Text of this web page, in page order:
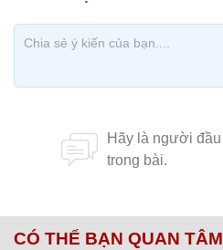
CÓ THỂ BẠN QUAN TÂM